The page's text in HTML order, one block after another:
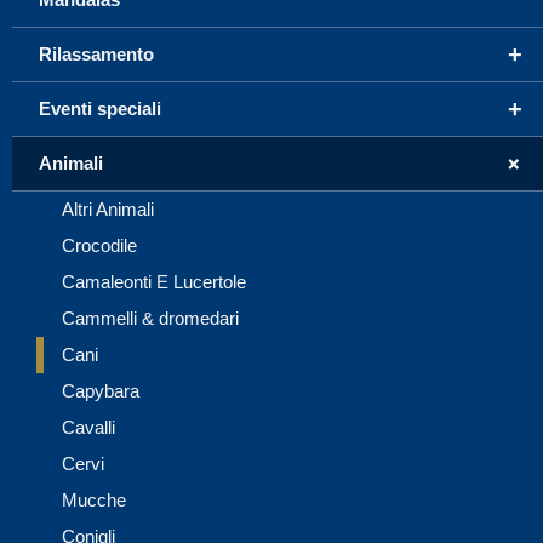
+
Rilassamento
+
Eventi speciali
+
Animali
Altri Animali
Crocodile
Camaleonti E Lucertole
Cammelli & dromedari
Cani
Capybara
Cavalli
Cervi
Mucche
Conigli